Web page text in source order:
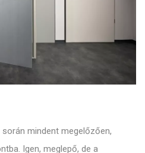
mindent megelőzően,
Igen, meglepő, de a